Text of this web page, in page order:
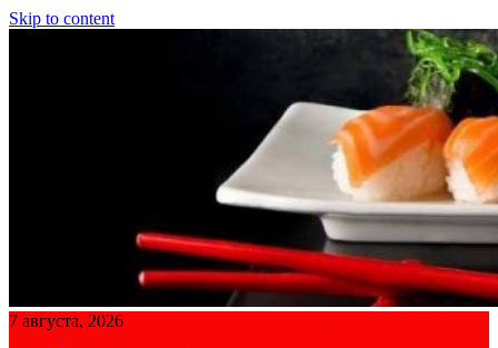
Skip to content
7 августа, 2026